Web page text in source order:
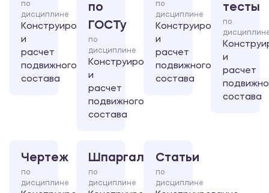
по
дисциплине
Конструирование
и
расчет
подвижного
состава
по
ГОСТу
по
дисциплине
Конструирование
и
расчет
подвижного
состава
по
дисциплине
Конструирование
и
расчет
подвижного
состава
тесты
по
и
расчет
состава
Чертеж
по
дисциплине
Шпаргалка
по
дисциплине
Статьи
по
дисциплине